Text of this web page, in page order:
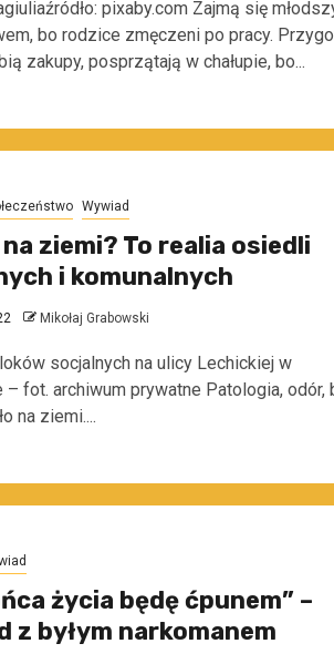
pixaby.com Zajmą się
bo rodzice zmęczeni po pracy.
zakupy, posprzątają w chałupie, bo...
Wywiad
na ziemi? To realia osiedli
i komunalnych
Mikołaj Grabowski
socjalnych na ulicy Lechickiej w
– fot. archiwum prywatne Patologia, odór,
na ziemi....
życia będę ćpunem” –
z byłym narkomanem